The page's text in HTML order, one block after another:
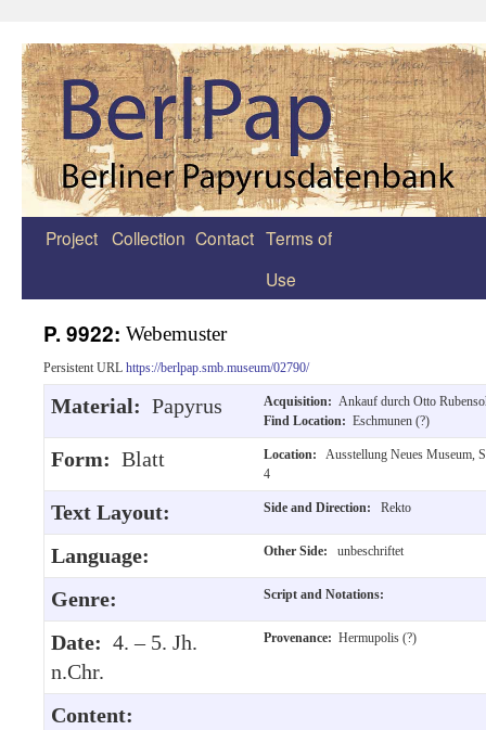
Zum
Project Collection Contact Terms of
Use
P. 9922: Webemuster
Persistent URL https://berlpap.smb.museum/02790/
Material: Papyrus Acquisition: Ankauf durch Otto
Find Location: Eschmunen (?)
Form: Blatt Location:
Ausstellung Neues Museum,
4
Text Layout: Side and Direction: Rekto
Language: Other Side: unbeschriftet
Genre: Script and Notations:
Date: 4. – 5. Jh.
n.Chr.
Provenance: Hermupolis (?)
Content: